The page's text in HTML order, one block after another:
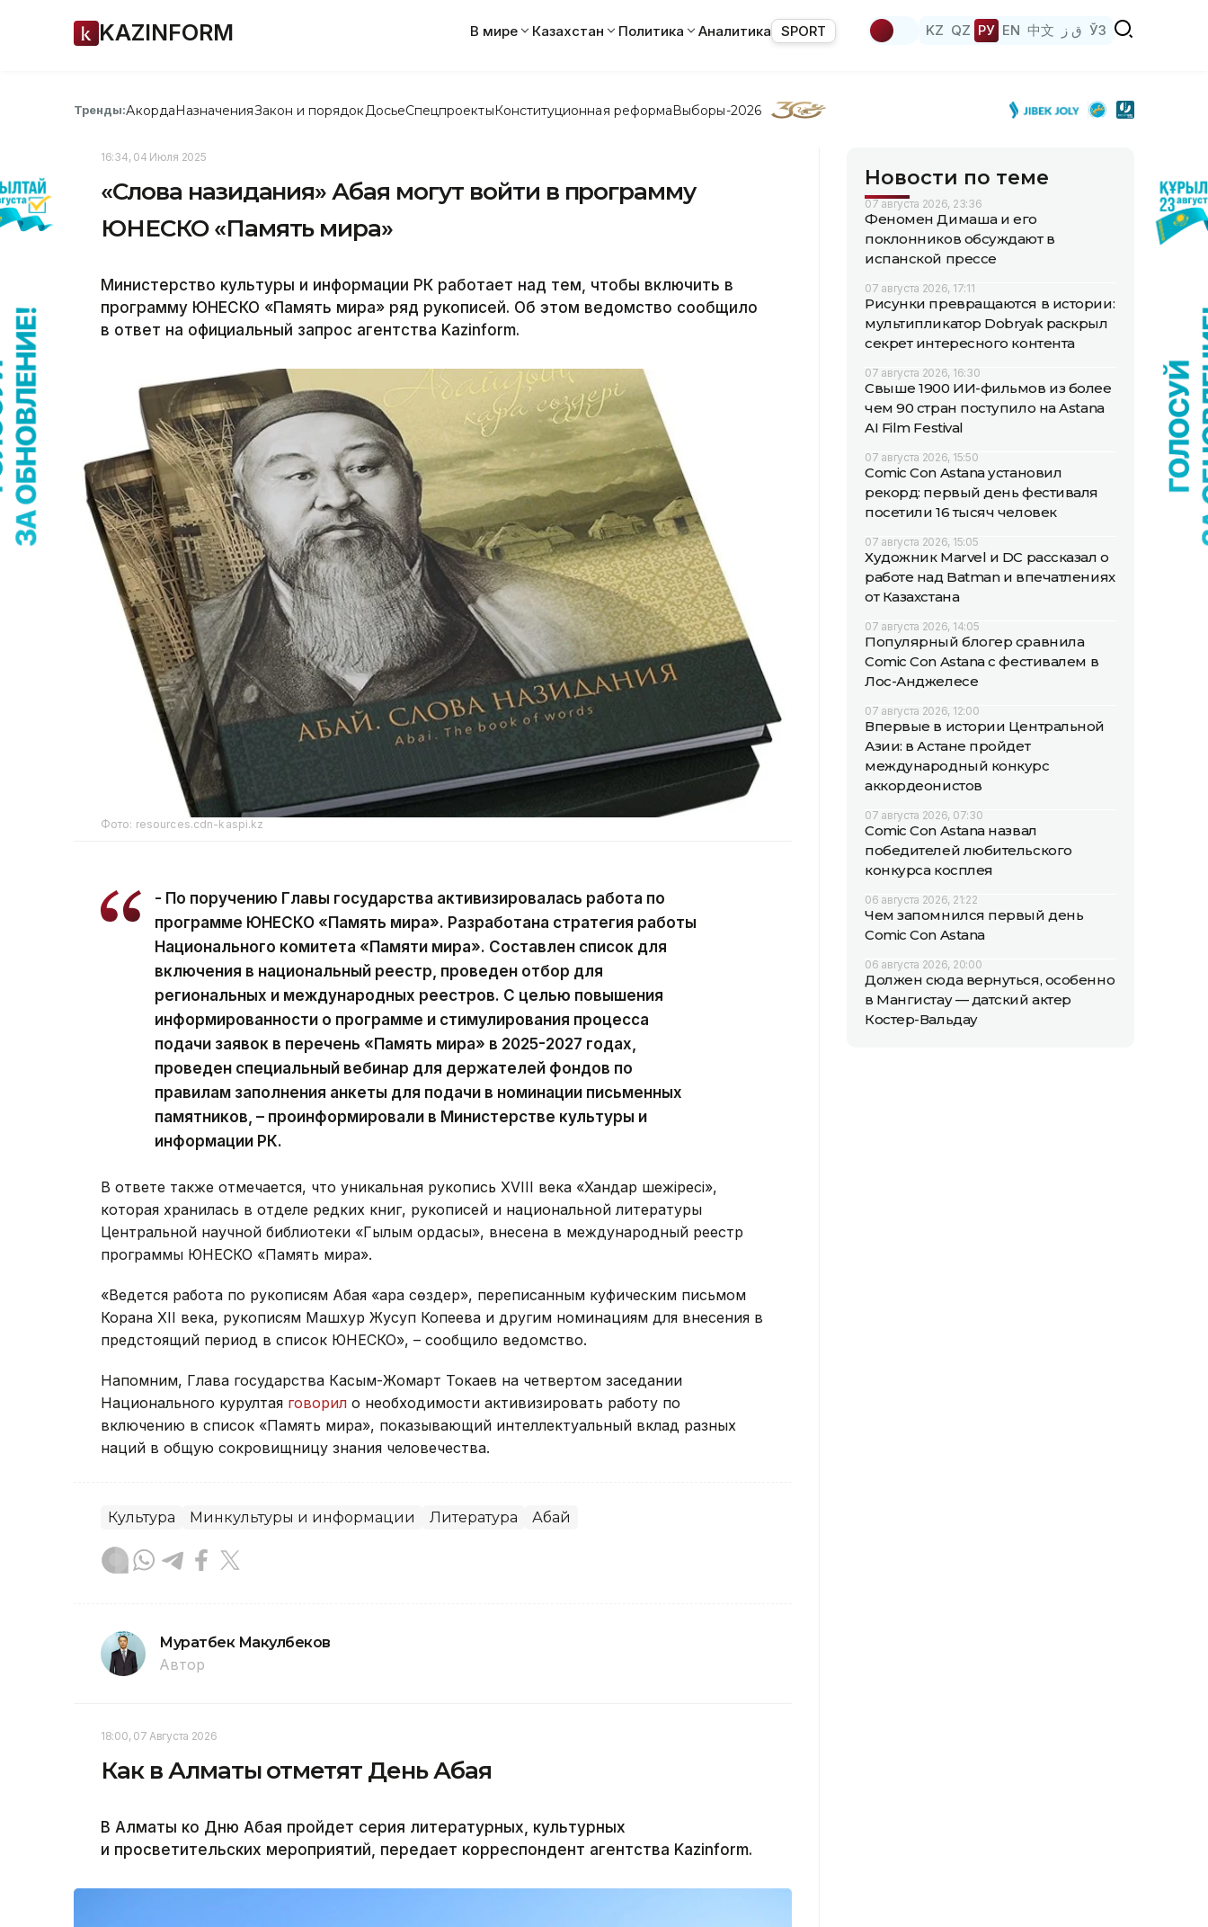
KAZINFORM В мире Казахстан Политика Аналитика SPORT KZ QZ РУ EN 中文 ق ز ЎЗ
Тренды:АкордаНазначенияЗакон и порядок ДосьеСпецпроектыКонституционная реформаВыборы-2026
16:34, 04 Июля 2025
«Слова назидания» Абая могут войти в программу
ЮНЕСКО «Память мира»
Министерство культуры и информации РК работает над тем, чтобы включить в
программу ЮНЕСКО «Память мира» ряд рукописей. Об этом ведомство сообщило
в ответ на официальный запрос агентства Kazinform.
Фото: resources.cdn-kaspi.kz
- По поручению Главы государства активизировалась работа по
программе ЮНЕСКО «Память мира». Разработана стратегия работы
Национального комитета «Памяти мира». Составлен список для
включения в национальный реестр, проведен отбор для
региональных и международных реестров. С целью повышения
информированности о программе и стимулирования процесса
подачи заявок в перечень «Память мира» в 2025-2027 годах,
проведен специальный вебинар для держателей фондов по
правилам заполнения анкеты для подачи в номинации письменных
памятников, – проинформировали в Министерстве культуры и
информации РК.
В ответе также отмечается, что уникальная рукопись XVIII века «Хандар шежіресі»,
которая хранилась в отделе редких книг, рукописей и национальной литературы
Центральной научной библиотеки «Гылым ордасы», внесена в международный реестр
программы ЮНЕСКО «Память мира».
«Ведется работа по рукописям Абая «Қара сөздер», переписанным куфическим письмом
Корана XII века, рукописям Машхур Жусуп Копеева и другим номинациям для внесения в
предстоящий период в список ЮНЕСКО», – сообщило ведомство.
Напомним, Глава государства Касым-Жомарт Токаев на четвертом заседании
Национального курултая говорил о необходимости активизировать работу по
включению в список «Память мира», показывающий интеллектуальный вклад разных
наций в общую сокровищницу знания человечества.
Культура Минкультуры и информации Литература Абай
Муратбек Макулбеков
Автор
18:00, 07 Августа 2026
Как в Алматы отметят День Абая
В Алматы ко Дню Абая пройдет серия литературных, культурных
и просветительских мероприятий, передает корреспондент агентства Kazinform.
Новости по теме
07 августа 2026, 23:36
Феномен Димаша и его
поклонников обсуждают в
испанской прессе
07 августа 2026, 17:11
Рисунки превращаются в истории:
мультипликатор Dobryak раскрыл
секрет интересного контента
07 августа 2026, 16:30
Свыше 1900 ИИ-фильмов из более
чем 90 стран поступило на Astana
AI Film Festival
07 августа 2026, 15:50
Comic Con Astana установил
рекорд: первый день фестиваля
посетили 16 тысяч человек
07 августа 2026, 15:05
Художник Marvel и DC рассказал о
работе над Batman и впечатлениях
от Казахстана
07 августа 2026, 14:05
Популярный блогер сравнила
Comic Con Astana с фестивалем в
Лос-Анджелесе
07 августа 2026, 12:00
Впервые в истории Центральной
Азии: в Астане пройдет
международный конкурс
аккордеонистов
07 августа 2026, 07:30
Comic Con Astana назвал
победителей любительского
конкурса косплея
06 августа 2026, 21:22
Чем запомнился первый день
Comic Con Astana
06 августа 2026, 20:00
Должен сюда вернуться, особенно
в Мангистау — датский актер
Костер-Вальдау